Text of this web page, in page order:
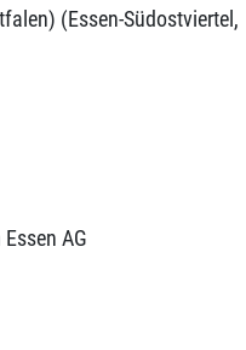
(Essen-Südostviertel,
AG